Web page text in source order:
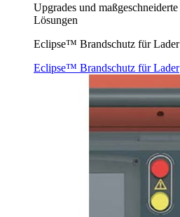
Upgrades und maßgeschneiderte
Lösungen
Eclipse™ Brandschutz für Lader
Eclipse™ Brandschutz für Lader